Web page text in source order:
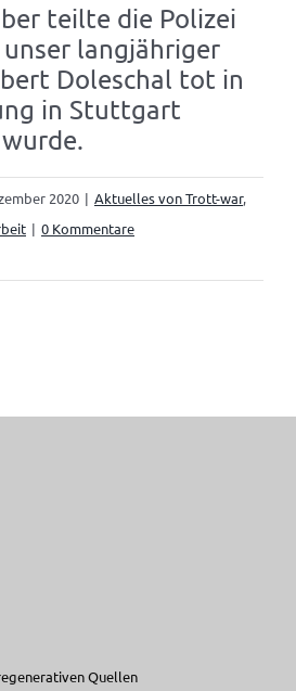
teilte die Polizei
langjähriger
Doleschal tot in
in Stuttgart
2020 | Aktuelles von Trott-war,
| 0 Kommentare
Quellen